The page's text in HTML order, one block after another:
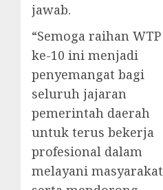
jawab.
“Semoga raihan WTP
ke-10 ini menjadi
penyemangat bagi
seluruh jajaran
pemerintah daerah
untuk terus bekerja
profesional dalam
melayani masyarakat